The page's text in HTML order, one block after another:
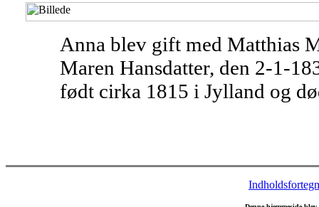
Anna blev gift med Matthias
Maren Hansdatter, den 2-1-
født cirka 1815 i Jylland og